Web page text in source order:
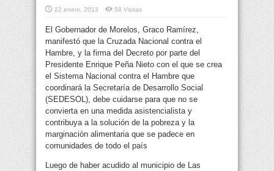
22 enero, 2013 58 Visitas
El Gobernador de Morelos, Graco Ramírez,
manifestó que la Cruzada Nacional contra el
Hambre, y la firma del Decreto por parte del
Presidente Enrique Peña Nieto con el que se crea
el Sistema Nacional contra el Hambre que
coordinará la Secretaría de Desarrollo Social
(SEDESOL), debe cuidarse para que no se
convierta en una medida asistencialista y
contribuya a la solución de la pobreza y la
marginación alimentaria que se padece en
comunidades de todo el país
Luego de haber acudido al municipio de Las